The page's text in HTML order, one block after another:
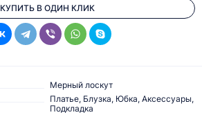
КУПИТЬ В ОДИН КЛИК
Мерный лоскут
Платье, Блузка, Юбка, Аксессуары,
Подкладка